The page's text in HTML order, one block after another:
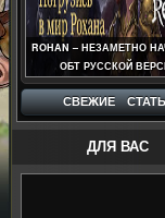
ROHAN – НЕЗАМЕТНО
ОБТ РУССКОЙ
СВЕЖИЕ
ДЛЯ ВАС